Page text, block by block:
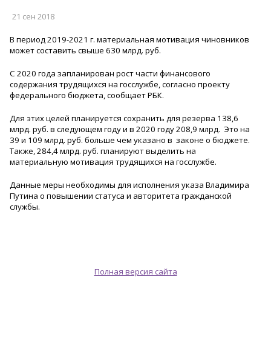
21 сен 2018
В период 2019-2021 г. материальная мотивация чиновников
может составить свыше 630 млрд. руб.
С 2020 года запланирован рост части финансового
содержания трудящихся на госслужбе, согласно проекту
федерального бюджета, сообщает РБК.
Для этих целей планируется сохранить для резерва 138,6
млрд. руб. в следующем году и в 2020 году 208,9 млрд. Это на
39 и 109 млрд. руб. больше чем указано в законе о бюджете.
Также, 284,4 млрд. руб. планируют выделить на
материальную мотивация трудящихся на госслужбе.
Данные меры необходимы для исполнения указа Владимира
Путина о повышении статуса и авторитета гражданской
службы.
Полная версия сайта